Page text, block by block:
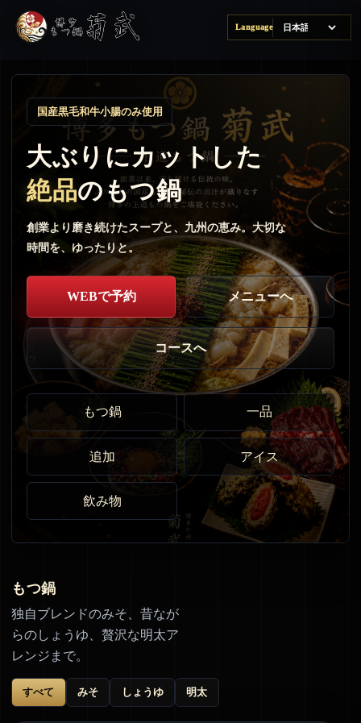
Language
国産黒毛和牛小腸のみ使用
大ぶりにカットした
絶品のもつ鍋
創業より磨き続けたスープと、九州の恵み。大切な
時間を、ゆったりと。
WEBで予約 メニューへ
コースへ
もつ鍋 一品
追加 アイス
飲み物
もつ鍋
独自ブレンドのみそ、昔なが
らのしょうゆ、贅沢な明太ア
レンジまで。
すべて みそ しょうゆ 明太